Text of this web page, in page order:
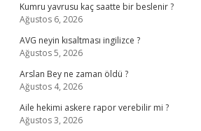
Kumru yavrusu kaç saatte bir beslenir ?
Ağustos 6, 2026
AVG neyin kısaltması ingilizce ?
Ağustos 5, 2026
Arslan Bey ne zaman öldü ?
Ağustos 4, 2026
Aile hekimi askere rapor verebilir mi ?
Ağustos 3, 2026